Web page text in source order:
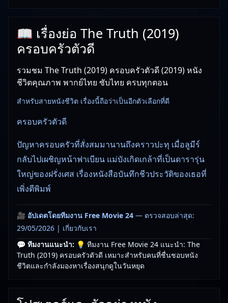
📖 เรื่องย่อ The Truth (2019)
ครอบครัวตัวดี
รวมชม The Truth (2019) ครอบครัวตัวดี (2019) หนัง
ชีวิตคุณภาพ พากย์ไทย ซับไทย ครบทุกตอน
สำหรับสายหนังชีวิต เรื่องนี้ถือว่าเป็นอีกตัวเลือกที่ดี
ครอบครัวตัวดี
ปัญหาครอบครัวที่สั่งสมมานานถึงคราวปะทุ เมื่อลูมีร์
กลับไปเผชิญหน้าฟาเบียน แม่บังเกิดเกล้าที่เป็นดารารุ่น
ใหญ่ของฝรั่งเศส เรื่องหนังสือบันทึกชีวประวัติของเธอที่
เพิ่งตีพิมพ์
🎥 อัปเดตโดยทีมงาน Free Movie 24 — ตรวจสอบล่าสุด:
29/05/2026 | เกี่ยวกับเรา
💬 ทีมงานแนะนำ: 💡 ทีมงาน Free Movie 24 แนะนำ: The
Truth (2019) ครอบครัวตัวดี เหมาะสำหรับคนที่ชื่นชอบหนัง
ชีวิตและกำลังมองหาเรื่องสนุกดูในวันหยุด